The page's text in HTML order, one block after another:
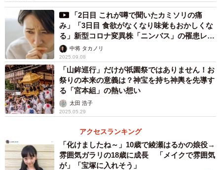
「2日目 これが噂で聞いたカミソリの痛
み」「3日目 食欲がなくなり味覚もおかしくな
る」新型コロナ変異株「ニンバス」の罹患レポ
ートが話題
中将 タカノリ
2025.09.08
「山鉾巡行」だけが祇園祭ではありません！お
祭りの本来の意義は？神宝を持ち神輿を先導す
る「宮本組」の熱い想い
太田 浩子
2025.05.29
アクセスランキング
「化けましたね～」10歳で綾瀬はるかの娘役→
雰囲気ガラリの18歳に成長 「メイクで雰囲気
が」「宝塚に入れそう」